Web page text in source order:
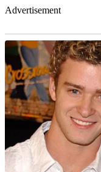
Advertisement